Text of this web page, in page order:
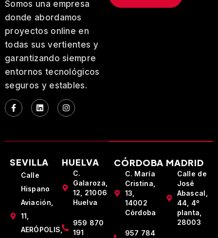
Somos una empresa
donde abordamos
proyectos online en
todas sus vertientes y
garantizando siempre
entornos tecnológicos
seguros y estables.
Facebook-
f
LinkedinInstagram
SEVILLA
Calle
Hispano
Aviación,
11,
AERÓPOLIS,
HUELVA
C.
Galaroza,
12, 21006
Huelva
959 870
191
CÓRDOBA
C. María
Cristina,
13,
14002
Córdoba
957 784
MADRID
Calle de
José
Abascal,
44, 4º
planta,
28003